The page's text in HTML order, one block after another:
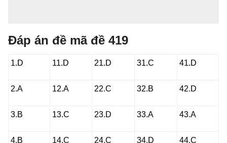
Đáp án đề mã đề 419
1.D 11.D 21.D 31.C 41.D
2.A 12.A 22.C 32.B 42.D
3.B 13.C 23.D 33.A 43.A
4.B 14.C 24.C 34.D 44.C